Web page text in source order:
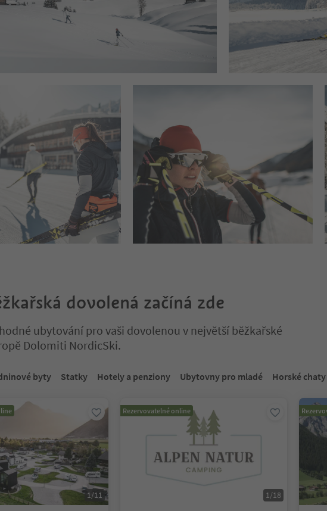
dovolená začíná zde
ubytování pro vaši dovolenou v největší běžkařské
Dolomiti NordicSki.
tabulkovém posuvníku. Vyberte kartu pro zobrazení jejího obsahu. Stiskněte
byty Statky Hotely a penziony Ubytovny pro mladé Horské chaty
1/11
Rezervovatelné online
1/18